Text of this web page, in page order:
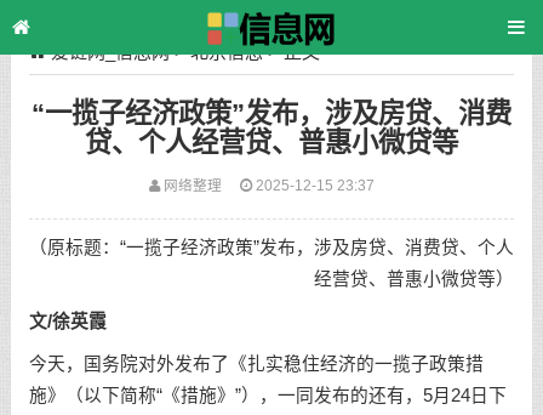
爱链网_信息网>北京信息> 正文
“一揽子经济政策”发布，涉及房贷、消费
贷、个人经营贷、普惠小微贷等
网络整理 2025-12-15 23:37
（原标题：“一揽子经济政策”发布，涉及房贷、消费贷、个人
经营贷、普惠小微贷等）
文/徐英霞
今天，国务院对外发布了《扎实稳住经济的一揽子政策措
施》（以下简称“《措施》”），一同发布的还有，5月24日下